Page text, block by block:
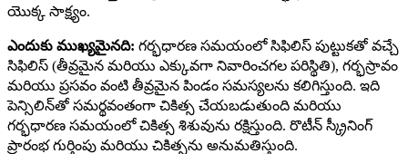
యొక్క సాక్ష్యం.
ఎందుకు ముఖ్యమైనది: గర్భధారణ సమయంలో సిఫిలిస్ పుట్టుకతో వచ్చే
సిఫిలిస్ (తీవ్రమైన మరియు ఎక్కువగా నివారించగల పరిస్థితి), గర్భస్రావం
మరియు ప్రసవం వంటి తీవ్రమైన పిండం సమస్యలను కలిగిస్తుంది. ఇది
పెన్సిలిన్‌తో సమర్థవంతంగా చికిత్స చేయబడుతుంది మరియు
గర్భధారణ సమయంలో చికిత్స శిశువును రక్షిస్తుంది. రొటీన్ స్క్రీనింగ్
ప్రారంభ గుర్తింపు మరియు చికిత్సను అనుమతిస్తుంది.